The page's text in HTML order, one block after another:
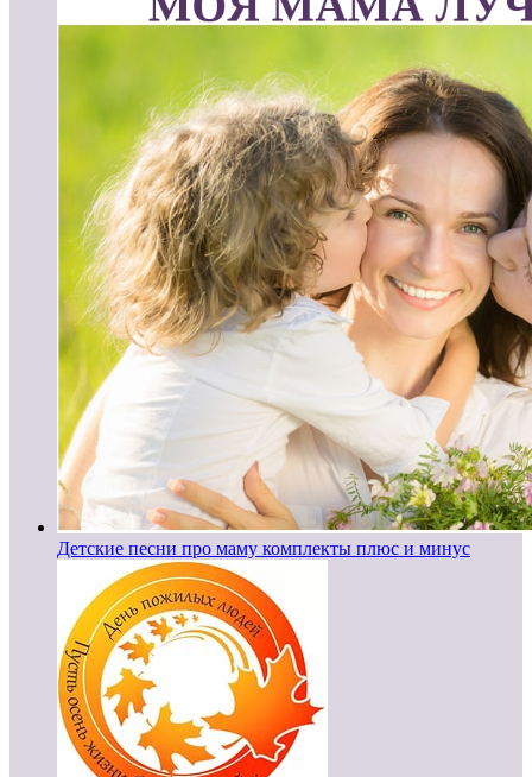
Детские песни про маму комплекты плюс и минус